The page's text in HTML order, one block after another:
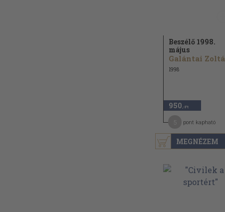
MEGNÉZEM
Beszélő 1998.
május
1998
950 ,-Ft
pont kapható